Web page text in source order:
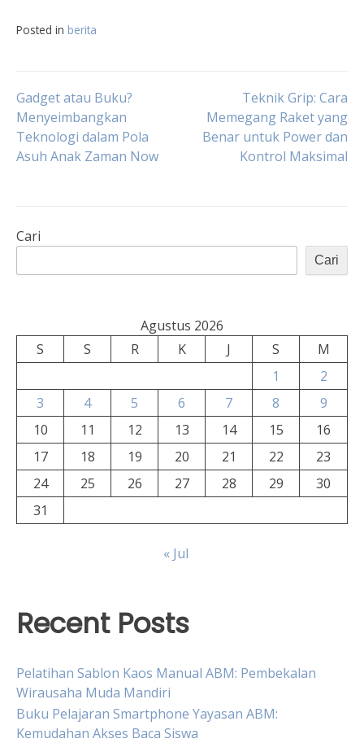
Posted in berita
Navigasi
pos
Gadget atau Buku?
Menyeimbangkan
Teknologi dalam Pola
Asuh Anak Zaman Now
Teknik Grip: Cara
Memegang Raket yang
Benar untuk Power dan
Kontrol Maksimal
Cari
Cari
Agustus 2026
S
S R K J S
M
1
2
3
4 5 6 7 8
9
10
11 12 13 14 15
16
17
18 19 20 21 22
23
24
25 26 27 28 29
30
31
« Jul
Recent Posts
Pelatihan Sablon Kaos Manual ABM: Pembekalan
Wirausaha Muda Mandiri
Buku Pelajaran Smartphone Yayasan ABM:
Kemudahan Akses Baca Siswa